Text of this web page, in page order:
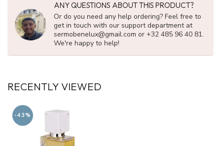
ANY QUESTIONS ABOUT THIS PRODUCT?
Or do you need any help ordering? Feel free to
get in touch with our support department at
sermobenelux@gmail.com or +32 485 96 40 81.
We're happy to help!
RECENTLY VIEWED
-43%